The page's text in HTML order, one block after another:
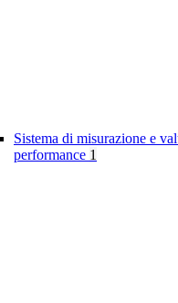
Sistema di misurazione e
performance 1